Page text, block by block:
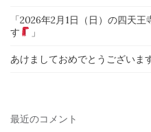
「2026年2月1日（日）の四天
す
」
あけましておめでとうございます
最近のコメント